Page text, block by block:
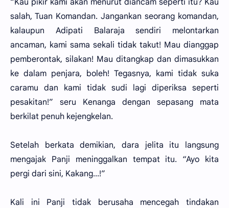
“Kau pikir kami akan menurut diancam seperti itu? Kau
salah, Tuan Komandan. Jangankan seorang komandan,
kalaupun Adipati Balaraja sendiri melontarkan
ancaman, kami sama sekali tidak takut! Mau dianggap
pemberontak, silakan! Mau ditangkap dan dimasukkan
ke dalam penjara, boleh! Tegasnya, kami tidak suka
caramu dan kami tidak sudi lagi diperiksa seperti
pesakitan!” seru Kenanga dengan sepasang mata
berkilat penuh kejengkelan.
Setelah berkata demikian, dara jelita itu langsung
mengajak Panji meninggalkan tempat itu. “Ayo kita
pergi dari sini, Kakang...!”
Kali ini Panji tidak berusaha mencegah tindakan